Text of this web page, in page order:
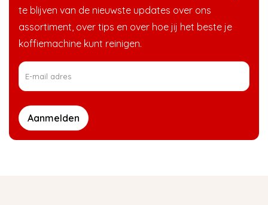
te blijven van de nieuwste updates over ons
assortiment, over tips en over hoe jij het beste je
koffiemachine kunt reinigen.
Aanmelden